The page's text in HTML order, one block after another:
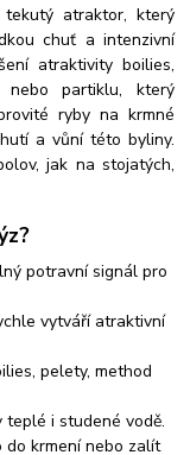
atraktor, který
chuť a intenzivní
atraktivity boilies,
nebo partiklu, který
ryby na krmné
a vůní této byliny.
jak na stojatých,
potravní signál pro
vytváří atraktivní
pelety, method
i studené vodě.
do krmení nebo zalít